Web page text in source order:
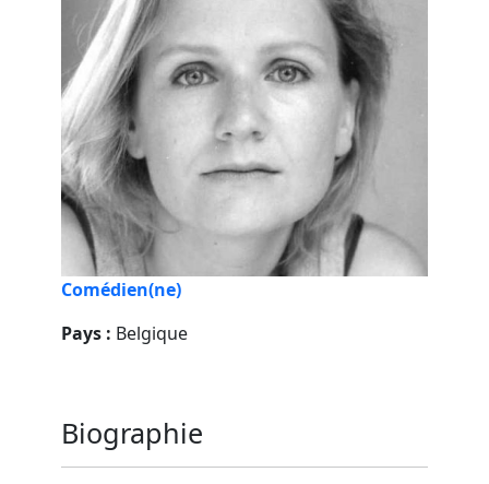
Comédien(ne)
Pays : Belgique
Biographie